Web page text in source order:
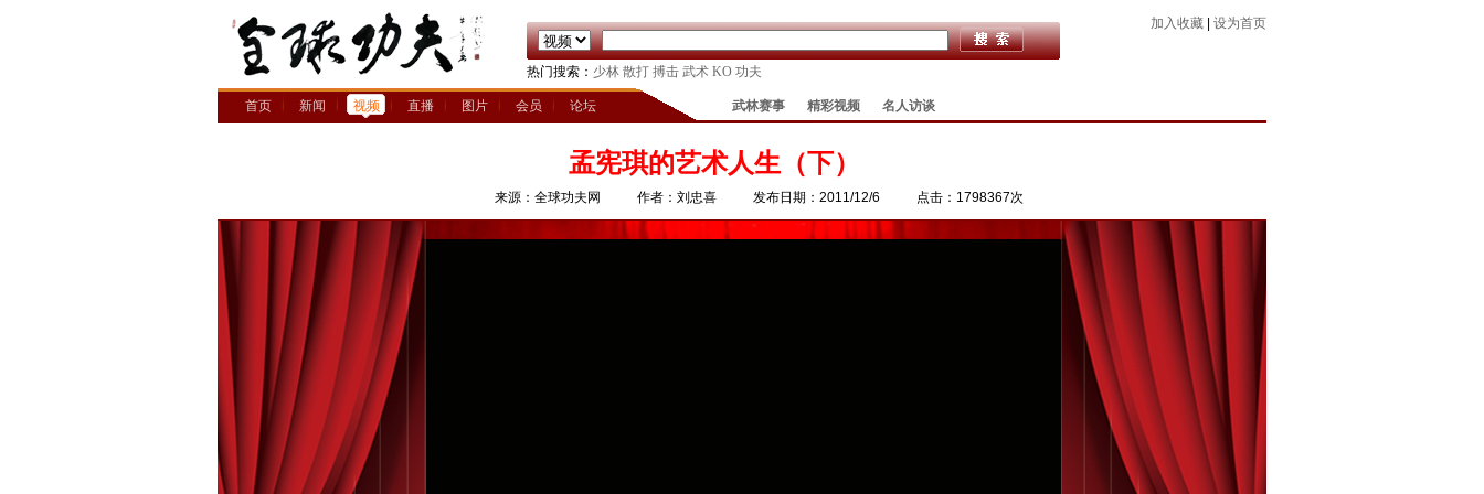
热门搜索： 少林 散打 搏击 武术 KO 功夫
加入收藏 设为首页
首页 新闻 视频 直播 图片 会员 论坛 武林赛事 精彩视频 名人访谈
孟宪琪的艺术人生（下）
来源：全球功夫网 作者：刘忠喜 发布日期：2011/12/6 点击：1798367次